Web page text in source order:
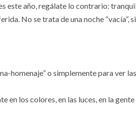
este año, regálate lo contrario:
No se trata de una noche “vacía”,
homenaje” o simplemente para ver
en los colores, en las luces, en la gente